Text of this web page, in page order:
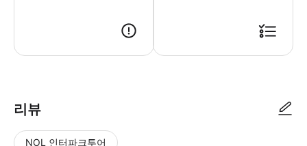
리뷰
NOL 인터파크투어